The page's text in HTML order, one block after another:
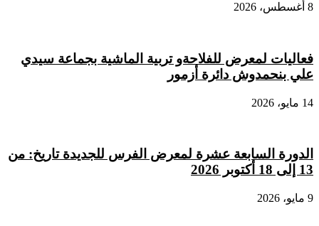
8 أغسطس، 2026
فعاليات لمعرض للفلاحةو تربية الماشية بجماعة سيدي
علي بنحمدوش دائرة أزمور
14 مايو، 2026
الدورة السابعة عشرة لمعرض الفرس للجديدة تاريخ: من
13 إلى 18 أكتوبر 2026
9 مايو، 2026